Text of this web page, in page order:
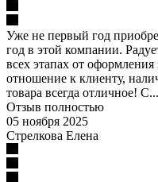
Уже не первый год
год в этой компании.
всех этапах от оформления
отношение к клиенту,
товара всегда отличное! С...
Отзыв полностью
05 ноября 2025
Стрелкова Елена